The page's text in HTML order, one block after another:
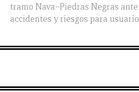
tramo Nava–Piedras Negras
accidentes y riesgos para